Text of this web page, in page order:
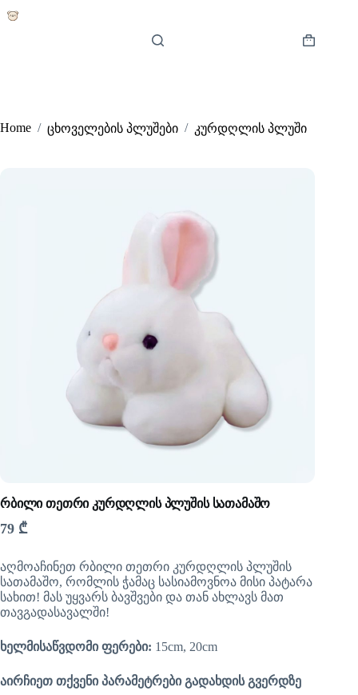
to
Shopping
Home / ცხოველების პლუშები / კურდღლის პლუში
რბილი თეთრი კურდღლის პლუშის სათამაშო
79 ₾
აღმოაჩინეთ რბილი თეთრი კურდღლის პლუშის
სათამაშო, რომლის ჭამაც სასიამოვნოა მისი პატარა
სახით! მას უყვარს ბავშვები და თან ახლავს მათ
თავგადასავალში!
ხელმისაწვდომი ფერები: 15cm, 20cm
აირჩიეთ თქვენი პარამეტრები გადახდის გვერდზე